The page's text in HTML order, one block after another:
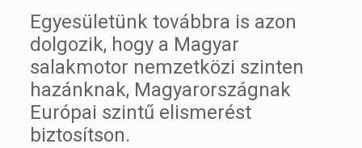
Egyesületünk továbbra is azon
dolgozik, hogy a Magyar
salakmotor nemzetközi szinten
hazánknak, Magyarországnak
Európai szintű elismerést
biztosítson.